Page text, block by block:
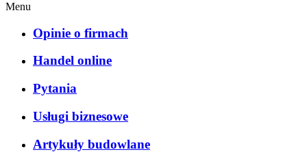
Menu
Opinie o firmach
Handel online
Pytania
Usługi biznesowe
Artykuły budowlane